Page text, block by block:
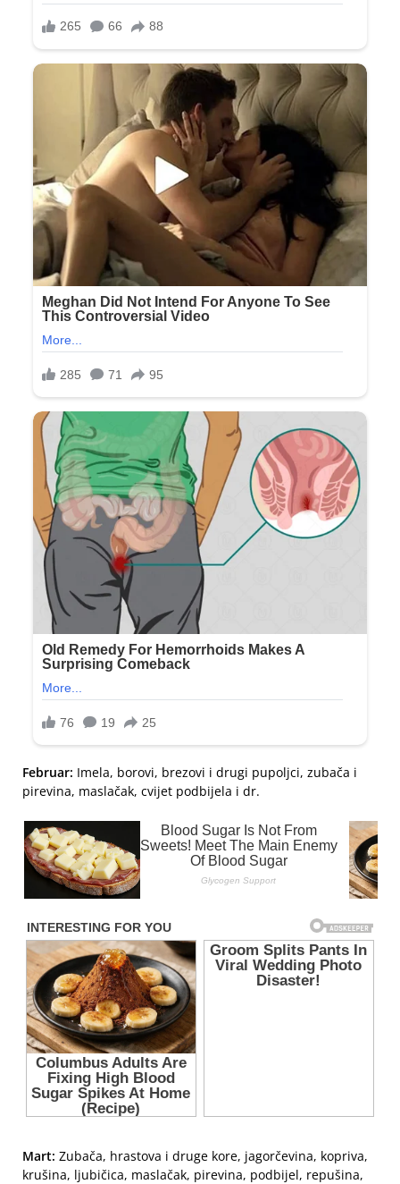
Februar: Imela, borovi, brezovi i drugi pupoljci, zubača i
pirevina, maslačak, cvijet podbijela i dr.
Mart: Zubača, hrastova i druge kore, jagorčevina, kopriva,
krušina, ljubičica, maslačak, pirevina, podbijel, repušina,